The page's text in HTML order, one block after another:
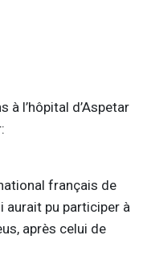
l’hôpital d’Aspetar
français de
aurait pu participer à
après celui de